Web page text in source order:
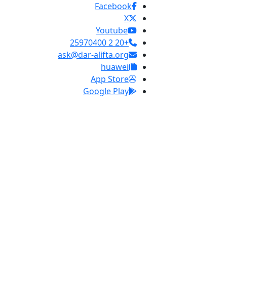
Facebook
X
Youtube
+20 2 25970400
ask@dar-alifta.org
huawei
App Store
Google Play